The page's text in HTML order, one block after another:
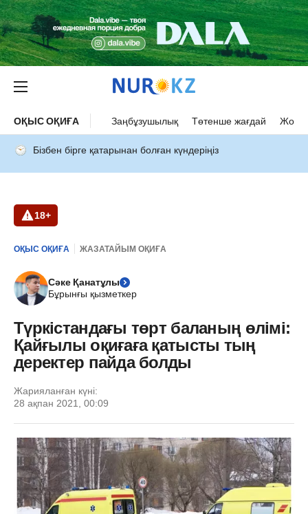
ОҚЫС ОҚИҒА Заңбұзушылық Төтенше жағдай Жол
Бізбен бірге қатарынан болған күндеріңіз
18+
ОҚЫС ОҚИҒА ЖАЗАТАЙЫМ ОҚИҒА
Сәке Қанатұлы
Бұрынғы қызметкер
Түркістандағы төрт баланың өлімі:
Қайғылы оқиғаға қатысты тың
деректер пайда болды
Жарияланған күні:
28 ақпан 2021, 00:09